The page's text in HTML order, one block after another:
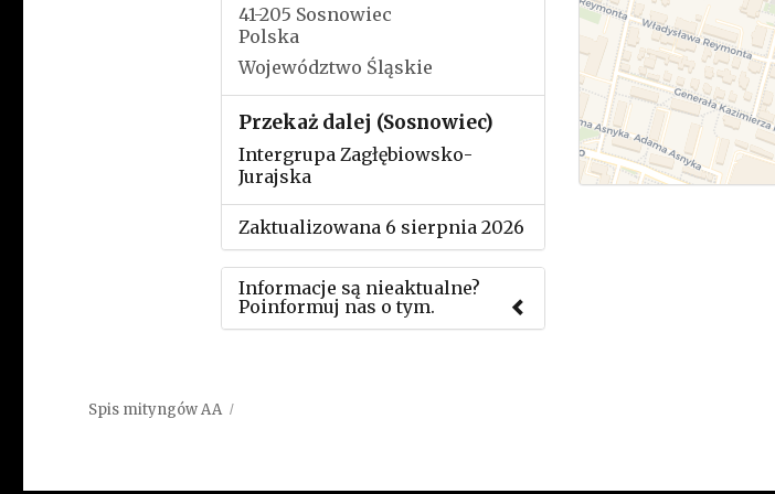
41-205 Sosnowiec
Polska
Województwo Śląskie
Przekaż dalej (Sosnowiec)
Intergrupa Zagłębiowsko-
Jurajska
Zaktualizowana 6 sierpnia 2026
Informacje są nieaktualne?
Poinformuj nas o tym.
Spis mityngów AA